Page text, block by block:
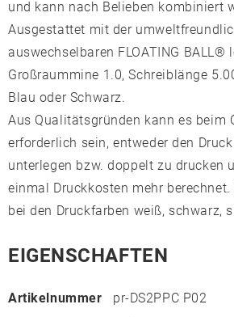
und kann nach Belieben kombiniert
Ausgestattet mit der
auswechselbaren FLOATING BALL®
Großraummine 1.0, Schreiblänge
Blau oder Schwarz.
Aus Qualitätsgründen kann es beim
erforderlich sein, entweder den
unterlegen bzw. doppelt zu drucken
einmal Druckkosten mehr
bei den Druckfarben weiß, schwarz,
EIGENSCHAFTEN
Artikelnummer
pr-DS2PPC P02